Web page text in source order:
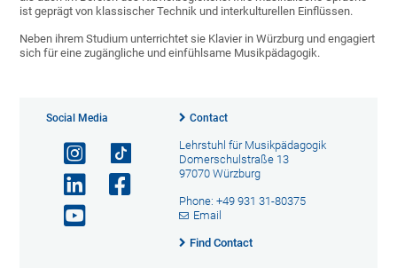
ist geprägt von klassischer Technik und interkulturellen Einflüssen.
Neben ihrem Studium unterrichtet sie Klavier in Würzburg und engagiert
sich für eine zugängliche und einfühlsame Musikpädagogik.
Social Media Contact
Lehrstuhl für Musikpädagogik
Domerschulstraße 13
97070 Würzburg
Phone: +49 931 31-80375
Email
Find Contact